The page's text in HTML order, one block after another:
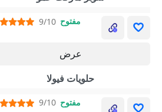
9/10 مفتوح
عرض
حلويات فيولا
9/10 مفتوح